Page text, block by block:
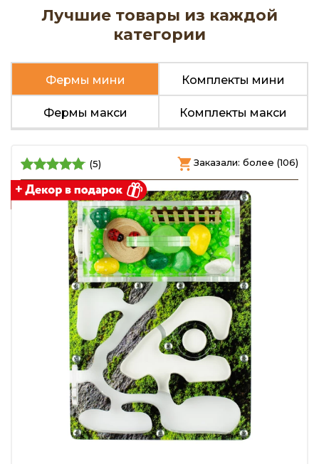
Лучшие товары из каждой
категории
Фермы мини Комплекты мини
Фермы макси Комплекты макси
(5) Заказали: более (106)